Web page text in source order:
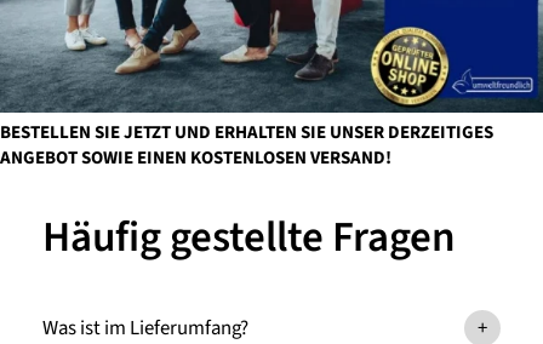
BESTELLEN SIE JETZT UND ERHALTEN SIE UNSER DERZEITIGES
ANGEBOT SOWIE EINEN KOSTENLOSEN VERSAND!
Häufig gestellte Fragen
Was ist im Lieferumfang?
+